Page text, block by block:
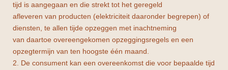
tijd is aangegaan en die strekt tot het geregeld
afleveren van producten (elektriciteit daaronder begrepen) of
diensten, te allen tijde opzeggen met inachtneming
van daartoe overeengekomen opzeggingsregels en een
opzegtermijn van ten hoogste één maand.
2. De consument kan een overeenkomst die voor bepaalde tijd